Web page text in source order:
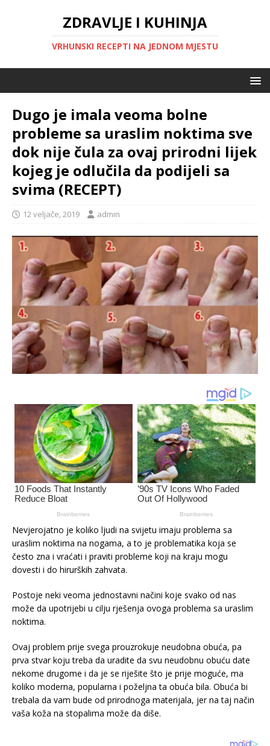
ZDRAVLJE I KUHINJA
VRHUNSKI RECEPTI NA JEDNOM MJESTU
Dugo je imala veoma bolne
probleme sa uraslim noktima sve
dok nije čula za ovaj prirodni lijek
kojeg je odlučila da podijeli sa
svima (RECEPT)
12 veljače, 2019 admin
Nevjerojatno je koliko ljudi na svijetu imaju problema sa
uraslim noktima na nogama, a to je problematika koja se
često zna i vraćati i praviti probleme koji na kraju mogu
dovesti i do hirurških zahvata.
Postoje neki veoma jednostavni načini koje svako od nas
može da upotrijebi u cilju rješenja ovoga problema sa uraslim
noktima.
Ovaj problem prije svega prouzrokuje neudobna obuća, pa
prva stvar koju treba da uradite da svu neudobnu obuću date
nekome drugome i da je se riješite što je prije moguće, ma
koliko moderna, popularna i poželjna ta obuća bila. Obuća bi
trebala da vam bude od prirodnoga materijala, jer na taj način
vaša koža na stopalima može da diše.